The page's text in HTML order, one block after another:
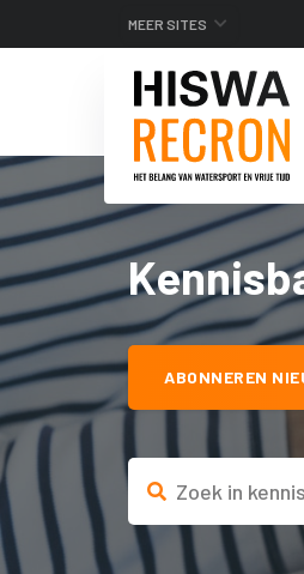
MEER SITES
ABONNEREN